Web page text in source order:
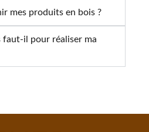
mes produits en bois ?
faut-il pour réaliser ma